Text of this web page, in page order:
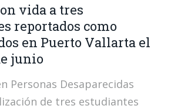
vida a tres
reportados como
en Puerto Vallarta el
junio
Personas Desaparecidas
de tres estudiantes